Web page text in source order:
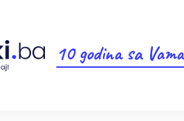
10 godina sa Vama